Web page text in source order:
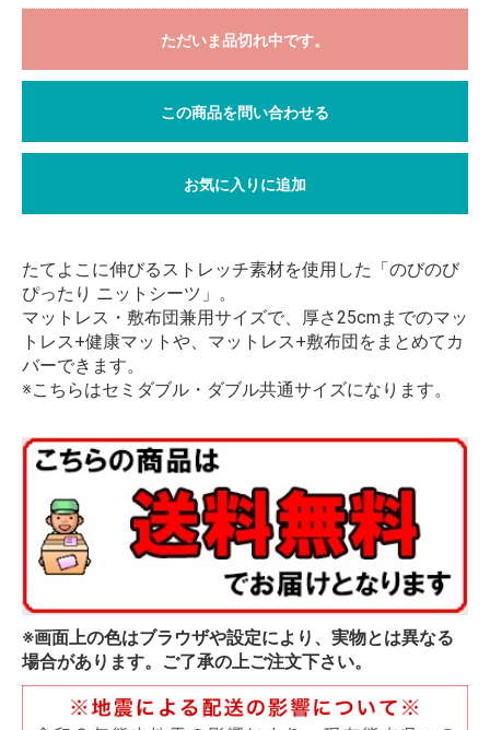
ただいま品切れ中です。
この商品を問い合わせる
お気に入りに追加
たてよこに伸びるストレッチ素材を使用した「のびのび
ぴったり ニットシーツ」。
マットレス・敷布団兼用サイズで、厚さ25cmまでのマッ
トレス+健康マットや、マットレス+敷布団をまとめてカ
バーできます。
※こちらはセミダブル・ダブル共通サイズになります。
※画面上の色はブラウザや設定により、実物とは異なる
場合があります。ご了承の上ご注文下さい。